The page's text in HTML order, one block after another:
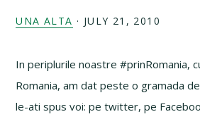
UNA ALTA · JULY 21, 2010
In periplurile noastre #prinRomania,
Romania, am dat peste o gramada
le-ati spus voi: pe twitter, pe